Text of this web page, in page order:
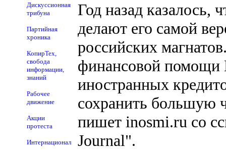
Дискуссионная
трибуна
Партийная
хроника
КопирТех,
свобода
информации,
знаний
Рабочее
движение
Акции
протеста
Интернационал
Год назад казалось,
делают его самой
российских
финансовой помощи
иностранных
сохранить большую
пишет inosmi.ru со
Journal".